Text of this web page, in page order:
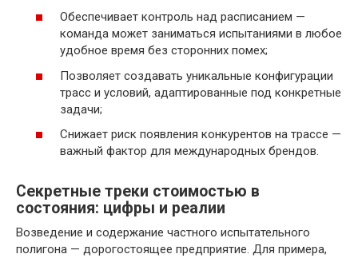
Обеспечивает контроль над расписанием —
команда может заниматься испытаниями в любое
удобное время без сторонних помех;
Позволяет создавать уникальные конфигурации
трасс и условий, адаптированные под конкретные
задачи;
Снижает риск появления конкурентов на трассе —
важный фактор для международных брендов.
Секретные треки стоимостью в
состояния: цифры и реалии
Возведение и содержание частного испытательного
полигона — дорогостоящее предприятие. Для примера,